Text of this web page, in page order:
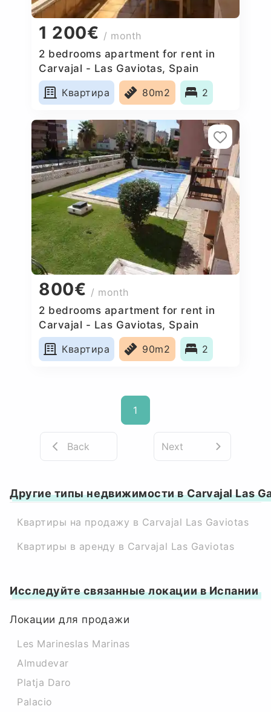
1 200€ / month
2 bedrooms apartment for rent in
Carvajal - Las Gaviotas, Spain
Квартира
80m2 2
800€ / month
2 bedrooms apartment for rent in
Carvajal - Las Gaviotas, Spain
Квартира
90m2 2
1
Back Next
Другие типы недвижимости в Carvajal Las
Квартиры на продажу в Carvajal Las Gaviotas
Квартиры в аренду в Carvajal Las Gaviotas
Исследуйте связанные локации в Испании
Локации для продажи
Les Marineslas Marinas
Almudevar
Platja Daro
Palacio